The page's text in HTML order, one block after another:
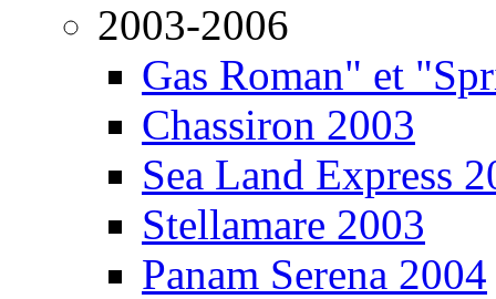
2003-2006
Gas Roman" et
Chassiron 2003
Sea Land Express
Stellamare 2003
Panam Serena 2004